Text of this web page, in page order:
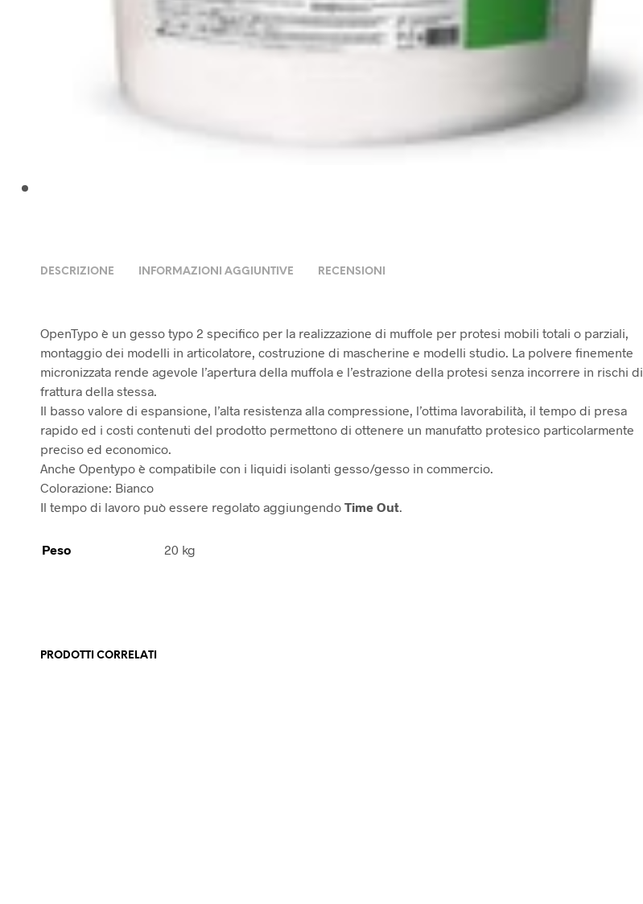
DESCRIZIONE INFORMAZIONI AGGIUNTIVE RECENSIONI
OpenTypo è un gesso typo 2 specifico per la realizzazione di muffole per protesi mobili totali o parziali,
montaggio dei modelli in articolatore, costruzione di mascherine e modelli studio. La polvere finemente
micronizzata rende agevole l’apertura della muffola e l’estrazione della protesi senza incorrere in rischi di
frattura della stessa.
Il basso valore di espansione, l’alta resistenza alla compressione, l’ottima lavorabilità, il tempo di presa
rapido ed i costi contenuti del prodotto permettono di ottenere un manufatto protesico particolarmente
preciso ed economico.
Anche Opentypo è compatibile con i liquidi isolanti gesso/gesso in commercio.
Colorazione: Bianco
Il tempo di lavoro può essere regolato aggiungendo Time Out.
Peso 20 kg
PRODOTTI CORRELATI